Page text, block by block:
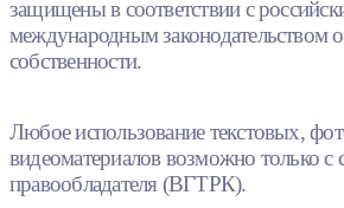
защищены в соответствии с
международным законодательством
собственности.
Любое использование текстовых,
видеоматериалов возможно только с
правообладателя (ВГТРК).